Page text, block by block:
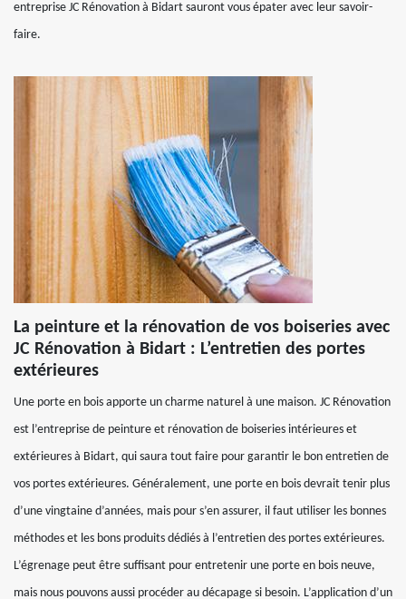
entreprise JC Rénovation à Bidart sauront vous épater avec leur savoir-
faire.
La peinture et la rénovation de vos boiseries avec
JC Rénovation à Bidart : L’entretien des portes
extérieures
Une porte en bois apporte un charme naturel à une maison. JC Rénovation
est l’entreprise de peinture et rénovation de boiseries intérieures et
extérieures à Bidart, qui saura tout faire pour garantir le bon entretien de
vos portes extérieures. Généralement, une porte en bois devrait tenir plus
d’une vingtaine d’années, mais pour s’en assurer, il faut utiliser les bonnes
méthodes et les bons produits dédiés à l’entretien des portes extérieures.
L’égrenage peut être suffisant pour entretenir une porte en bois neuve,
mais nous pouvons aussi procéder au décapage si besoin. L’application d’un